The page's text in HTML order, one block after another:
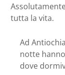
tutta la vita.
Ad
notte
dove